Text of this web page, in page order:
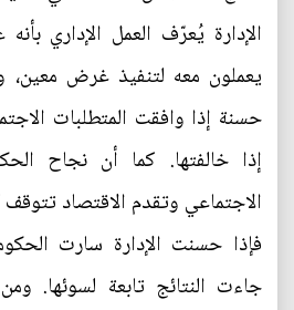
الإدارة يُعرّف العمل الإداري
يعملون معه لتنفيذ غرض معين،
حسنة إذا وافقت المتطلبات
إذا خالفتها. كما أن نجاح
الاجتماعي وتقدم الاقتصاد تتوقف
فإذا حسنت الإدارة سارت
جاءت النتائج تابعة لسوئها.